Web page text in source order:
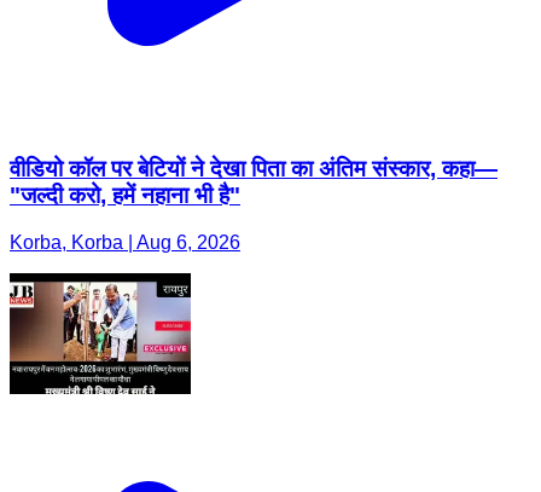
वीडियो कॉल पर बेटियों ने देखा पिता का अंतिम संस्कार, कहा—
"जल्दी करो, हमें नहाना भी है"
Korba, Korba | Aug 6, 2026